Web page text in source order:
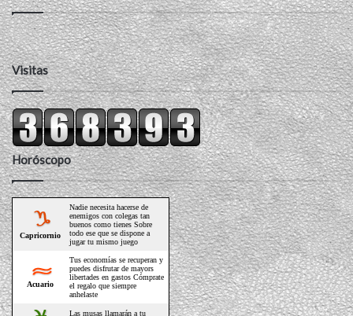
Visitas
Horóscopo